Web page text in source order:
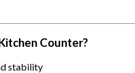
Counter?
stability